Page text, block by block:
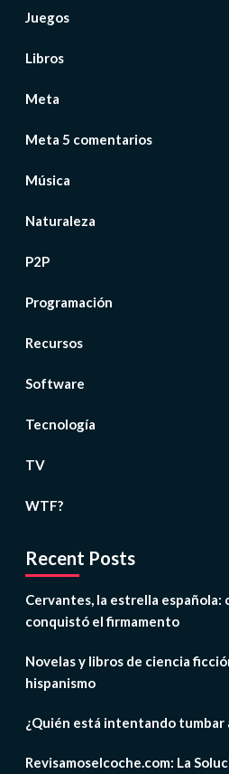
Juegos
Libros
Meta
Meta 5 comentarios
Música
Naturaleza
P2P
Programación
Recursos
Software
Tecnología
TV
WTF?
Recent Posts
Cervantes, la estrella española:
conquistó el firmamento
Novelas y libros de ciencia
hispanismo
¿Quién está intentando tumbar
Revisamoselcoche.com: La